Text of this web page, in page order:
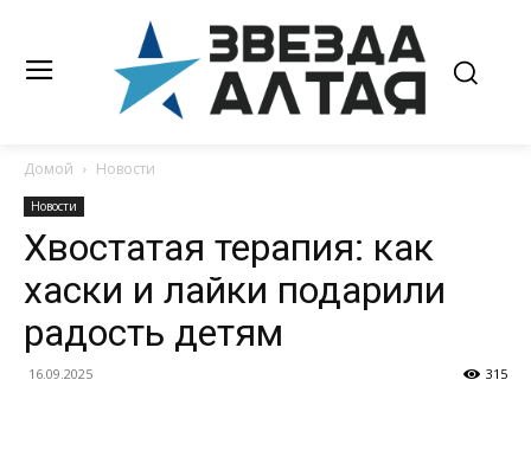
Домой Новости
Новости
Хвостатая терапия: как
хаски и лайки подарили
радость детям
16.09.2025 315